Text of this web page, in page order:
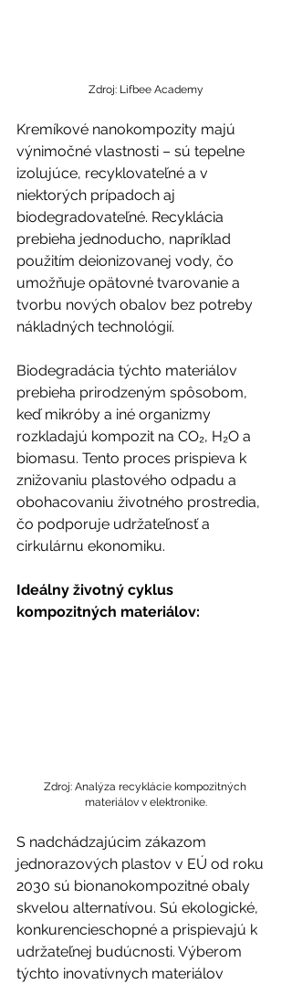
Zdroj: Lifbee Academy
Kremíkové nanokompozity majú
výnimočné vlastnosti – sú tepelne
izolujúce, recyklovateľné a v
niektorých prípadoch aj
biodegradovateľné. Recyklácia
prebieha jednoducho, napríklad
použitím deionizovanej vody, čo
umožňuje opätovné tvarovanie a
tvorbu nových obalov bez potreby
nákladných technológií.
Biodegradácia týchto materiálov
prebieha prirodzeným spôsobom,
keď mikróby a iné organizmy
rozkladajú kompozit na CO₂, H₂O a
biomasu. Tento proces prispieva k
znižovaniu plastového odpadu a
obohacovaniu životného prostredia,
čo podporuje udržateľnosť a
cirkulárnu ekonomiku.
Ideálny životný cyklus
kompozitných materiálov:
Zdroj: Analýza recyklácie kompozitných
materiálov v elektronike.
S nadchádzajúcim zákazom
jednorazových plastov v EÚ od roku
2030 sú bionanokompozitné obaly
skvelou alternatívou. Sú ekologické,
konkurencieschopné a prispievajú k
udržateľnej budúcnosti. Výberom
týchto inovatívnych materiálov